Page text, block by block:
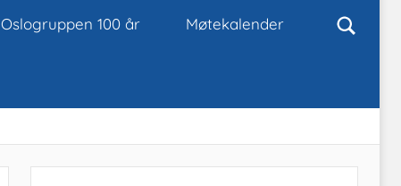
Oslogruppen 100 år Møtekalender